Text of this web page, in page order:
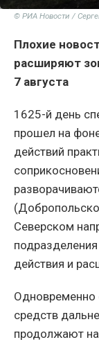
© РИА Новости /
Плохие
расширяют
7 августа
1625-й день
прошел на
действий
Северском
действия и
Одновременно
средств
продолжают